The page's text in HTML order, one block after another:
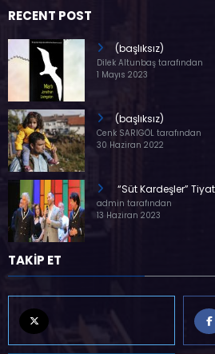
RECENT POST
(başlıksız)
Dilek Altunbaş tarafından
1 Mayıs 2023
(başlıksız)
Cenk SARIGÖL tarafından
30 Haziran 2022
“Süt Kardeşler”
admin tarafından
13 Haziran 2023
TAKİP ET